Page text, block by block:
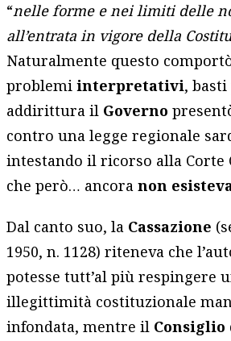
“nelle forme e nei limiti delle
all’entrata in vigore della
Naturalmente questo
problemiinterpretativi, basti
addirittura il Governo
contro una legge regionale
intestando il ricorso alla Corte
che però… ancoranon
Dal canto suo, la Cassazione
1950, n. 1128) riteneva che
potesse tutt’al più respingere
illegittimità costituzionale
infondata, mentre il Consiglio